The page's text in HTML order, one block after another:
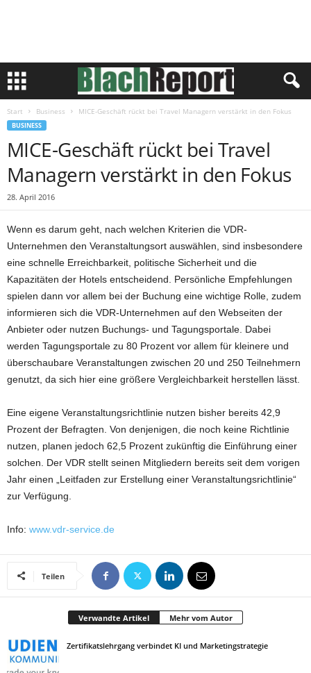
Start Business MICE-Geschäft rückt bei Travel Managern verstärkt in den Fokus
BUSINESS
MICE-Geschäft rückt bei Travel
Managern verstärkt in den Fokus
28. April 2016
Wenn es darum geht, nach welchen Kriterien die VDR-
Unternehmen den Veranstaltungsort auswählen, sind insbesondere
eine schnelle Erreichbarkeit, politische Sicherheit und die
Kapazitäten der Hotels entscheidend. Persönliche Empfehlungen
spielen dann vor allem bei der Buchung eine wichtige Rolle, zudem
informieren sich die VDR-Unternehmen auf den Webseiten der
Anbieter oder nutzen Buchungs- und Tagungsportale. Dabei
werden Tagungsportale zu 80 Prozent vor allem für kleinere und
überschaubare Veranstaltungen zwischen 20 und 250 Teilnehmern
genutzt, da sich hier eine größere Vergleichbarkeit herstellen lässt.
Eine eigene Veranstaltungsrichtlinie nutzen bisher bereits 42,9
Prozent der Befragten. Von denjenigen, die noch keine Richtlinie
nutzen, planen jedoch 62,5 Prozent zukünftig die Einführung einer
solchen. Der VDR stellt seinen Mitgliedern bereits seit dem vorigen
Jahr einen „Leitfaden zur Erstellung einer Veranstaltungsrichtlinie“
zur Verfügung.
Info: www.vdr-service.de
Teilen
Verwandte Artikel Mehr vom Autor
Zertifikatslehrgang verbindet KI und Marketingstrategie